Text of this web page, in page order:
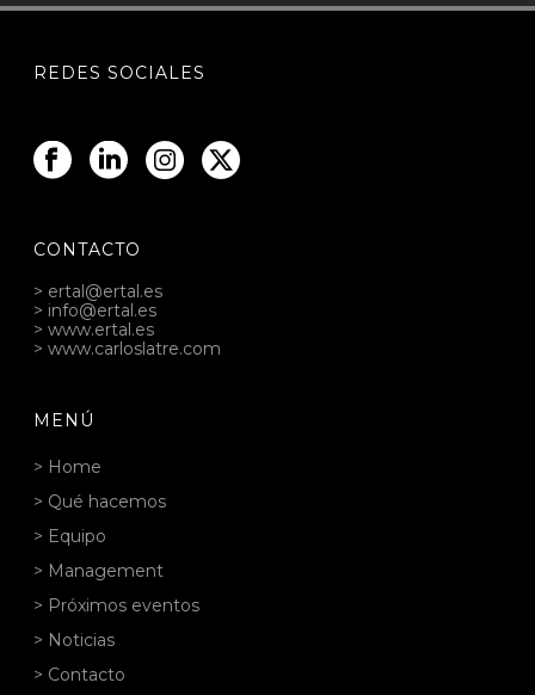
REDES SOCIALES
CONTACTO
> ertal@ertal.es
> info@ertal.es
> www.ertal.es
> www.carloslatre.com
MENÚ
> Home
> Qué hacemos
> Equipo
> Management
> Próximos eventos
> Noticias
> Contacto